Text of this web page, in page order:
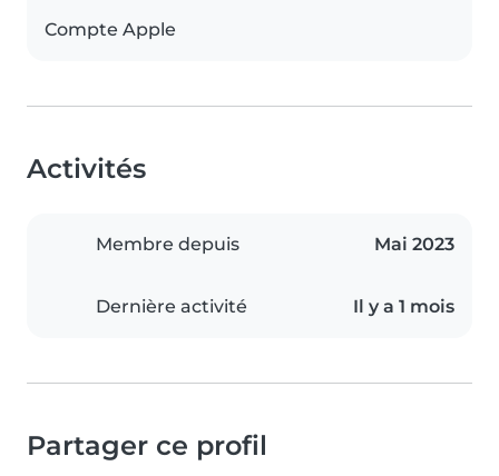
Compte Apple
Activités
Membre depuis Mai 2023
Dernière activité Il y a 1 mois
Partager ce profil